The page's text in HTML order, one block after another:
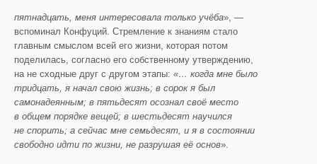
пятнадцать, меня интересовала только учёба», —
вспоминал Конфуций. Стремление к знаниям стало
главным смыслом всей его жизни, которая потом
поделилась, согласно его собственному утверждению,
на не сходные друг с другом этапы: «… когда мне было
тридцать, я начал свою жизнь; в сорок я был
самонадеянным; в пятьдесят осознал своё место
в общем порядке вещей; в шестьдесят научился
не спорить; а сейчас мне семьдесят, и я в состоянии
свободно идти по жизни, не разрушая её основ».